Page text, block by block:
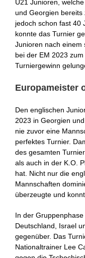
U21 Junioren,
und Georgien bereits
jedoch schon fast 40
konnte das Turnier
Junioren nach einem
bei der EM 2023
Turniergewinn
Europameister
Den englischen
2023 in Georgien
nie zuvor eine
perfektes Turnier.
des gesamten
als auch in der K.O.
hat. Nicht nur die
Mannschaften
überzeugte und
In der
Deutschland, Israel
gegenüber. Das
Nationaltrainer Lee